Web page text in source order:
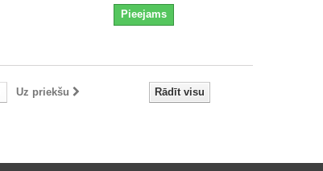
Pieejams
Rādīt visu
Uz priekšu